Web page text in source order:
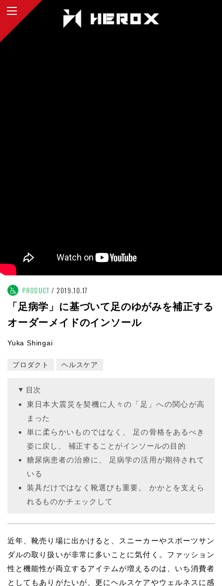
PRODUCT 2019.10.17
「足病学」に基づいて足のゆがみを補正する
オーダーメイドのインソール
Yuka Shingai
プロダクト ヘルスケア
目次
東日本大震災を契機に人々の「足」への関心が高
まった
単に柔らかいものではなく、 足の骨格をあるべき
姿に戻し、 補正することがインソールの目的
糖尿病患者の治療に、 足病学の活用が期待されて
いる
装具だけではなく靴選びも重要。 かかとを支えら
れるものかチェックして
近年、靴売り場に出かけると、スニーカーやスポーツサン
ダルの取り扱いが非常に多いことに気付く。ファッション
性と機能性が両立するアイテムが増えるのは、いち消費者
としてもありがたいが、更にヘルスケアやウェルネスに感